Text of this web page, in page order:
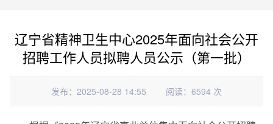
辽宁省精神卫生中心2025年面向社会公开
招聘工作人员拟聘人员公示（第一批）
发布：2025-08-28 14:55 阅读：6594 次